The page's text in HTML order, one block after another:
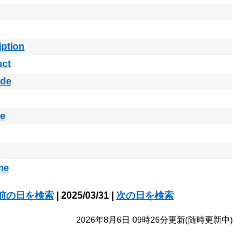
の日を検索| 2025/03/31 | 次の日を検索
2026年8月6日 09時26分更新(随時更新中)